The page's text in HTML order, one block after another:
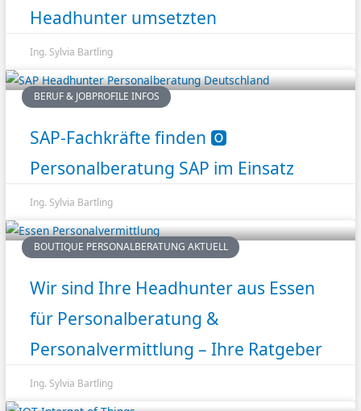
Headhunter umsetzten
Ing. Sylvia Bartling
BERUF & JOBPROFILE INFOS
SAP-Fachkräfte finden 🅾️
Personalberatung SAP im Einsatz
Ing. Sylvia Bartling
BOUTIQUE PERSONALBERATUNG AKTUELL
Wir sind Ihre Headhunter aus Essen
für Personalberatung &
Personalvermittlung – Ihre Ratgeber
Ing. Sylvia Bartling